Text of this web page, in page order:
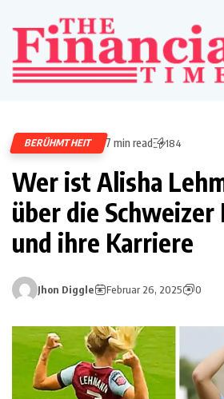
BERÜHMTHEIT 7 min read 184
Wer ist Alisha
über die
und ihre Karriere
Jhon Diggle Februar 26, 2025 0